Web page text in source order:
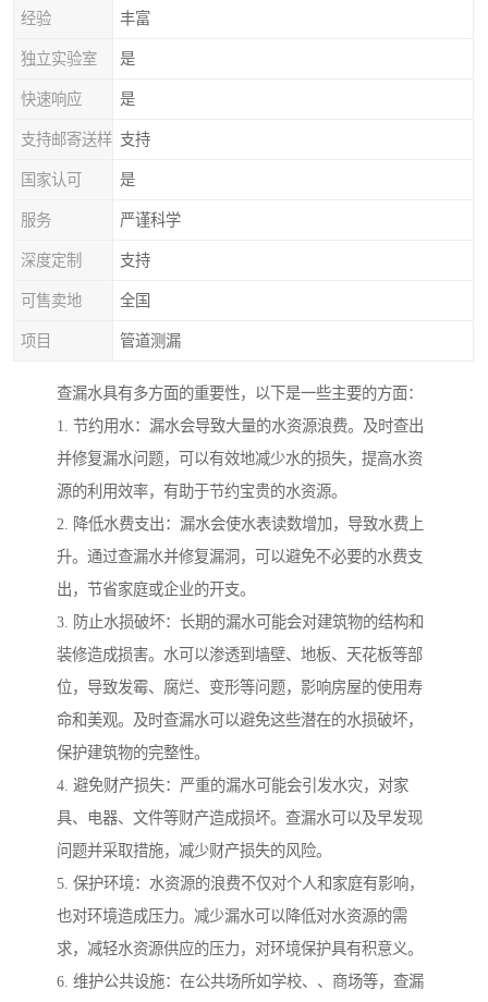
经验 丰富
独立实验室 是
快速响应 是
支持邮寄送样 支持
国家认可 是
服务 严谨科学
深度定制 支持
可售卖地 全国
项目 管道测漏
查漏水具有多方面的重要性，以下是一些主要的方面：
1. 节约用水：漏水会导致大量的水资源浪费。及时查出
并修复漏水问题，可以有效地减少水的损失，提高水资
源的利用效率，有助于节约宝贵的水资源。
2. 降低水费支出：漏水会使水表读数增加，导致水费上
升。通过查漏水并修复漏洞，可以避免不必要的水费支
出，节省家庭或企业的开支。
3. 防止水损破坏：长期的漏水可能会对建筑物的结构和
装修造成损害。水可以渗透到墙壁、地板、天花板等部
位，导致发霉、腐烂、变形等问题，影响房屋的使用寿
命和美观。及时查漏水可以避免这些潜在的水损破坏，
保护建筑物的完整性。
4. 避免财产损失：严重的漏水可能会引发水灾，对家
具、电器、文件等财产造成损坏。查漏水可以及早发现
问题并采取措施，减少财产损失的风险。
5. 保护环境：水资源的浪费不仅对个人和家庭有影响，
也对环境造成压力。减少漏水可以降低对水资源的需
求，减轻水资源供应的压力，对环境保护具有积意义。
6. 维护公共设施：在公共场所如学校、、商场等，查漏